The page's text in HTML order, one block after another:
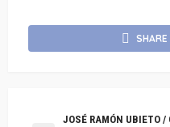
JOSÉ RAMÓN UBIETO